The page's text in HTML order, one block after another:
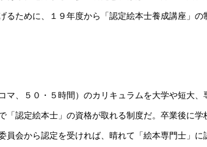
るために、１９年度から「認定絵本士養成講座」
、５０・５時間）のカリキュラムを大学や短大
「認定絵本士」の資格が取れる制度だ。卒業後に
会から認定を受ければ、晴れて「絵本専門士」に